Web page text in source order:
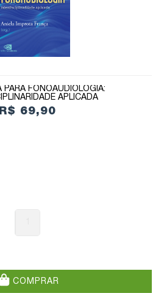
PARA FONOAUDIOLOGIA:
APLICADA
R$ 69,90
COMPRAR